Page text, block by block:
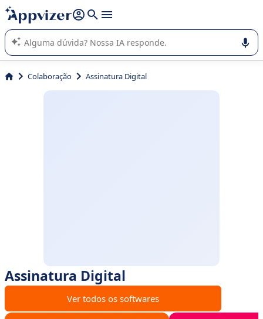
de nossa IA (várias linhas com
A IA do Appvizer o orienta no uso ou na seleção de software
SaaS para sua empresa.
Colaboração Assinatura Digital
Assinatura Digital
Ver todos os softwares